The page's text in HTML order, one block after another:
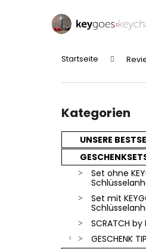
Startseite
überspringen
Kategorien
UNSERE
Set ohne
Set mit
SCRATCH by
GESCHENK
Zurück
Einkaufen
Zurück
Einkaufen